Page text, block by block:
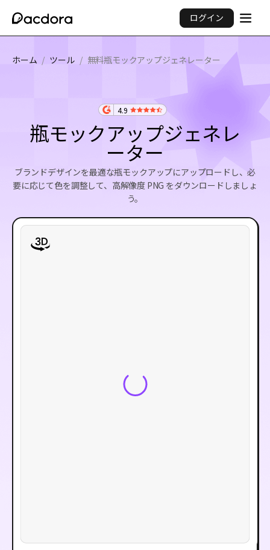
ログイン
ホーム / ツール / 無料瓶モックアップジェネレーター
4.9
瓶モックアップジェネレ
ーター
ブランドデザインを最適な瓶モックアップにアップロードし、必
要に応じて色を調整して、高解像度 PNG をダウンロードしましょ
う。